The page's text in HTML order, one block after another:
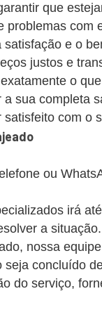
que
problemas com
e o
justos e
o
sua completa
com
ou
irá
a situação.
nossa
concluído
do serviço,